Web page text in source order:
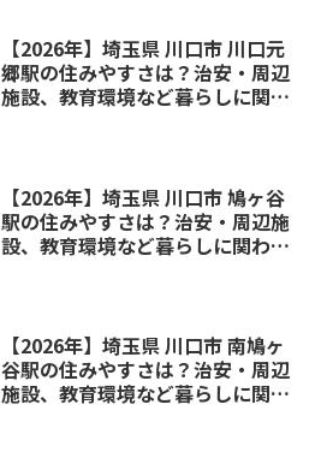
【2026年】埼玉県 川口市 川口元
郷駅の住みやすさは？治安・周辺
施設、教育環境など暮らしに関わ
【2026年】埼玉県 川口市 鳩ヶ谷
駅の住みやすさは？治安・周辺施
設、教育環境など暮らしに関わる
【2026年】埼玉県 川口市 南鳩ヶ
谷駅の住みやすさは？治安・周辺
施設、教育環境など暮らしに関わ